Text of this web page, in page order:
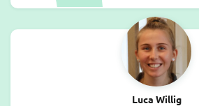
Luca Willig